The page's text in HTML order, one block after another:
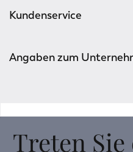
Kundenservice
Angaben zum
Treten